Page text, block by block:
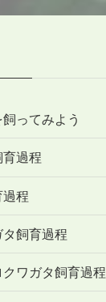
ってみよう
過程
過程
タ飼育過程
ワガタ飼育過程